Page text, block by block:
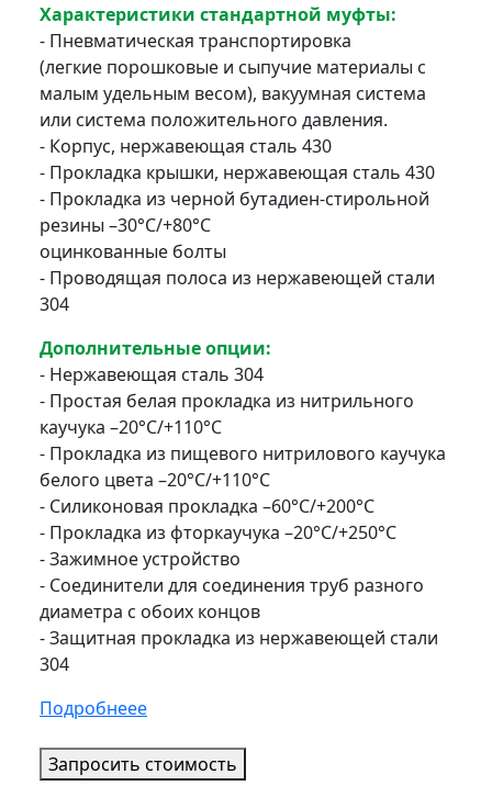
Характеристики стандартной муфты:
- Пневматическая транспортировка
(легкие порошковые и сыпучие материалы с
малым удельным весом), вакуумная система
или система положительного давления.
- Корпус, нержавеющая сталь 430
- Прокладка крышки, нержавеющая сталь 430
- Прокладка из черной бутадиен-стирольной
резины –30°C/+80°C
оцинкованные болты
- Проводящая полоса из нержавеющей стали
304
Дополнительные опции:
- Нержавеющая сталь 304
- Простая белая прокладка из нитрильного
каучука –20°C/+110°C
- Прокладка из пищевого нитрилового каучука
белого цвета –20°C/+110°C
- Силиконовая прокладка –60°C/+200°C
- Прокладка из фторкаучука –20°C/+250°C
- Зажимное устройство
- Соединители для соединения труб разного
диаметра с обоих концов
- Защитная прокладка из нержавеющей стали
304
Подробнеее
Запросить стоимость